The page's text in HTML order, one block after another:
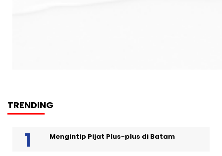
TRENDING
Mengintip Pijat Plus-plus di Batam